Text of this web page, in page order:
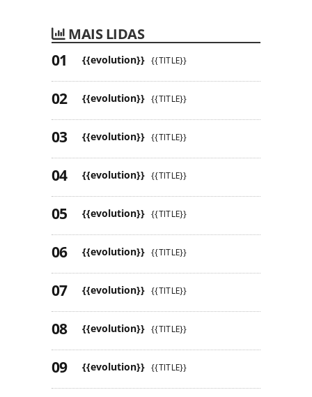
MAIS LIDAS
{{evolution}} {{TITLE}}
{{evolution}} {{TITLE}}
{{evolution}} {{TITLE}}
{{evolution}} {{TITLE}}
{{evolution}} {{TITLE}}
{{evolution}} {{TITLE}}
{{evolution}} {{TITLE}}
{{evolution}} {{TITLE}}
{{evolution}} {{TITLE}}